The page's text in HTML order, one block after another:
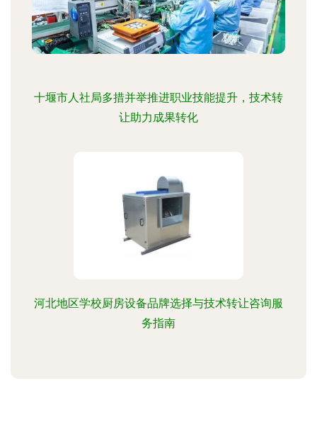
十堰市人社局多措并举推进职业技能提升，技术转
让助力成果转化
河北地区学校厨房设备品牌选择与技术转让咨询服
务指南